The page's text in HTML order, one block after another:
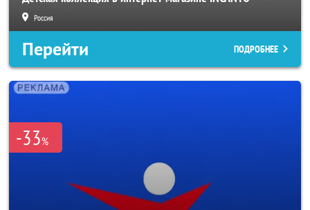
Россия
Перейти ПОДРОБНЕЕ
-33%